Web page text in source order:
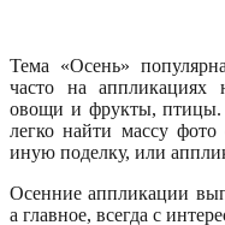
Тема «Осень»
часто на аппликациях
овощи и фрукты, птицы.
легко найти массу
иную поделку, или
Осенние аппликации
а главное, всегда с